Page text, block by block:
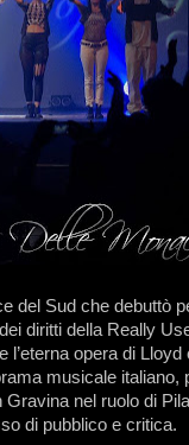
del Sud che debuttò
diritti della Really
opera di Lloyd
musicale italiano,
nel ruolo di
di pubblico e critica.